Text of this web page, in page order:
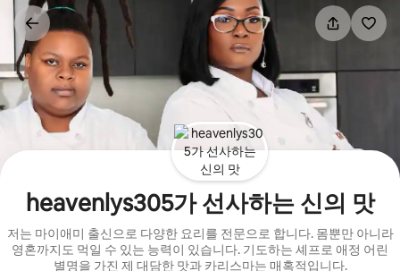
콘텐츠로
바로가기
heavenlys305가 선사하는 신의 맛
저는 마이애미 출신으로 다양한 요리를 전문으로 합니다. 몸뿐만 아니라
영혼까지도 먹일 수 있는 능력이 있습니다. 기도하는 셰프로 애정 어린
별명을 가진 제 대담한 맛과 카리스마는 매혹적입니다.